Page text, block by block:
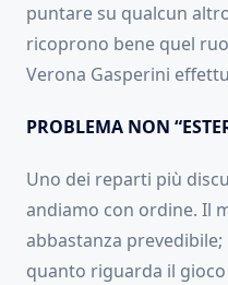
puntare su qualcun
ricoprono bene quel
Verona Gasperini
PROBLEMA NON
Uno dei reparti più
andiamo con ordine. Il
abbastanza
quanto riguarda il